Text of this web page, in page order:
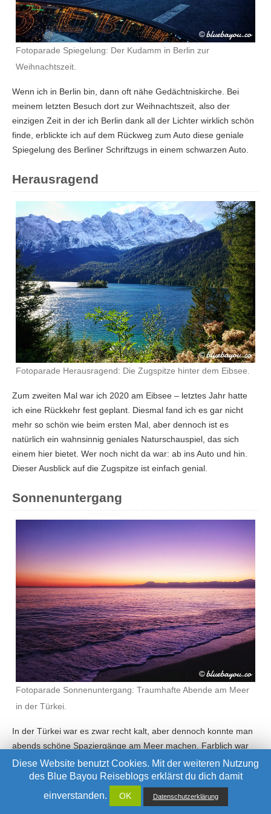
Fotoparade Spiegelung: Der Kudamm in Berlin zur
Weihnachtszeit.
Wenn ich in Berlin bin, dann oft nähe Gedächtniskirche. Bei
meinem letzten Besuch dort zur Weihnachtszeit, also der
einzigen Zeit in der ich Berlin dank all der Lichter wirklich schön
finde, erblickte ich auf dem Rückweg zum Auto diese geniale
Spiegelung des Berliner Schriftzugs in einem schwarzen Auto.
Herausragend
Fotoparade Herausragend: Die Zugspitze hinter dem Eibsee.
Zum zweiten Mal war ich 2020 am Eibsee – letztes Jahr hatte
ich eine Rückkehr fest geplant. Diesmal fand ich es gar nicht
mehr so schön wie beim ersten Mal, aber dennoch ist es
natürlich ein wahnsinnig geniales Naturschauspiel, das sich
einem hier bietet. Wer noch nicht da war: ab ins Auto und hin.
Dieser Ausblick auf die Zugspitze ist einfach genial.
Sonnenuntergang
Fotoparade Sonnenuntergang: Traumhafte Abende am Meer
in der Türkei.
In der Türkei war es zwar recht kalt, aber dennoch konnte man
abends schöne Spaziergänge am Meer machen. Farblich war
das in jedem Fall lohnend, wie hier lila-rot.
Diese Website benutzt Cookies. Mit der weiteren Nutzung
des Blue Bayou Reiseblogs erklärst du dich damit
einverstanden.
OK Datenschutzerklärung